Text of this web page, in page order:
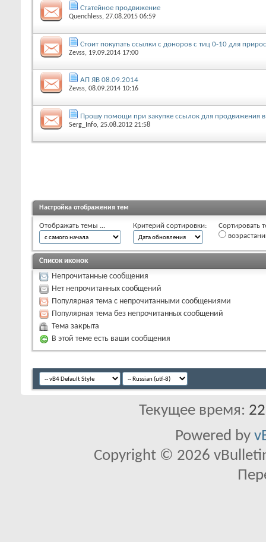
Статейное продвижение
Quenchless, 27.08.2015 06:59
Стоит покупать ссылки с доноров с тиц 0-10 для
Zevss, 19.09.2014 17:00
АП ЯВ 08.09.2014
Zevss, 08.09.2014 10:16
Прошу помощи при закупке ссылок для продвижения в
Serg_Info, 25.08.2012 21:58
Настройка отображения тем
Отображать темы ... Критерий сортировки:
Сортировать
Список иконок
Непрочитанные сообщения
Нет непрочитанных сообщений
Популярная тема с непрочитанными сообщениями
Популярная тема без непрочитанных сообщений
Тема закрыта
В этой теме есть ваши сообщения
Текущее время:
Powered by
Copyright © 2026